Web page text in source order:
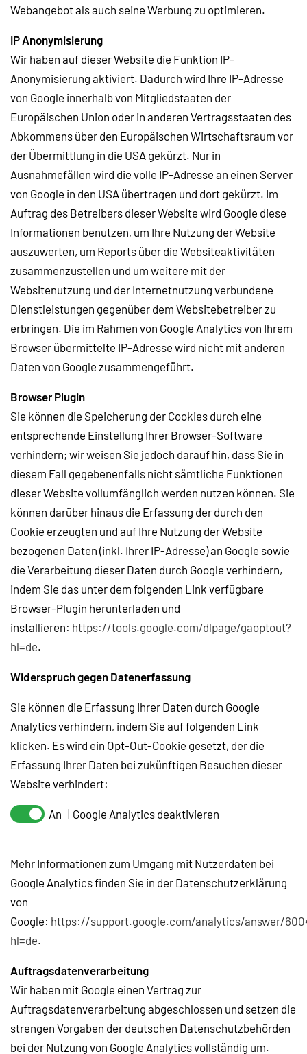
Webangebot als auch seine Werbung zu optimieren.
IP Anonymisierung
Wir haben auf dieser Website die Funktion IP-
Anonymisierung aktiviert. Dadurch wird Ihre IP-Adresse
von Google innerhalb von Mitgliedstaaten der
Europäischen Union oder in anderen Vertragsstaaten des
Abkommens über den Europäischen Wirtschaftsraum vor
der Übermittlung in die USA gekürzt. Nur in
Ausnahmefällen wird die volle IP-Adresse an einen Server
von Google in den USA übertragen und dort gekürzt. Im
Auftrag des Betreibers dieser Website wird Google diese
Informationen benutzen, um Ihre Nutzung der Website
auszuwerten, um Reports über die Websiteaktivitäten
zusammenzustellen und um weitere mit der
Websitenutzung und der Internetnutzung verbundene
Dienstleistungen gegenüber dem Websitebetreiber zu
erbringen. Die im Rahmen von Google Analytics von Ihrem
Browser übermittelte IP-Adresse wird nicht mit anderen
Daten von Google zusammengeführt.
Browser Plugin
Sie können die Speicherung der Cookies durch eine
entsprechende Einstellung Ihrer Browser-Software
verhindern; wir weisen Sie jedoch darauf hin, dass Sie in
diesem Fall gegebenenfalls nicht sämtliche Funktionen
dieser Website vollumfänglich werden nutzen können. Sie
können darüber hinaus die Erfassung der durch den
Cookie erzeugten und auf Ihre Nutzung der Website
bezogenen Daten (inkl. Ihrer IP-Adresse) an Google sowie
die Verarbeitung dieser Daten durch Google verhindern,
indem Sie das unter dem folgenden Link verfügbare
Browser-Plugin herunterladen und
installieren: https://tools.google.com/dlpage/gaoptout?
hl=de.
Widerspruch gegen Datenerfassung
Sie können die Erfassung Ihrer Daten durch Google
Analytics verhindern, indem Sie auf folgenden Link
klicken. Es wird ein Opt-Out-Cookie gesetzt, der die
Erfassung Ihrer Daten bei zukünftigen Besuchen dieser
Website verhindert:
Google Analytics deaktivieren
Mehr Informationen zum Umgang mit Nutzerdaten bei
Google Analytics finden Sie in der Datenschutzerklärung
von
Google: https://support.google.com/analytics/answer/
hl=de.
Auftragsdatenverarbeitung
Wir haben mit Google einen Vertrag zur
Auftragsdatenverarbeitung abgeschlossen und setzen die
strengen Vorgaben der deutschen Datenschutzbehörden
bei der Nutzung von Google Analytics vollständig um.